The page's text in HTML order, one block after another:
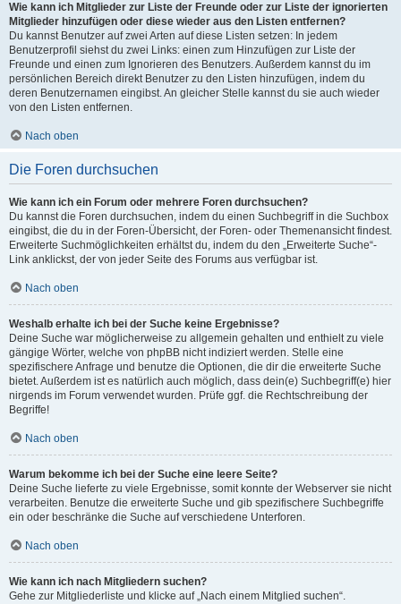
Wie kann ich Mitglieder zur Liste der Freunde oder zur Liste der ignorierten
Mitglieder hinzufügen oder diese wieder aus den Listen entfernen?
Du kannst Benutzer auf zwei Arten auf diese Listen setzen: In jedem
Benutzerprofil siehst du zwei Links: einen zum Hinzufügen zur Liste der
Freunde und einen zum Ignorieren des Benutzers. Außerdem kannst du im
persönlichen Bereich direkt Benutzer zu den Listen hinzufügen, indem du
deren Benutzernamen eingibst. An gleicher Stelle kannst du sie auch wieder
von den Listen entfernen.
Nach oben
Die Foren durchsuchen
Wie kann ich ein Forum oder mehrere Foren durchsuchen?
Du kannst die Foren durchsuchen, indem du einen Suchbegriff in die Suchbox
eingibst, die du in der Foren-Übersicht, der Foren- oder Themenansicht findest.
Erweiterte Suchmöglichkeiten erhältst du, indem du den „Erweiterte Suche“-
Link anklickst, der von jeder Seite des Forums aus verfügbar ist.
Nach oben
Weshalb erhalte ich bei der Suche keine Ergebnisse?
Deine Suche war möglicherweise zu allgemein gehalten und enthielt zu viele
gängige Wörter, welche von phpBB nicht indiziert werden. Stelle eine
spezifischere Anfrage und benutze die Optionen, die dir die erweiterte Suche
bietet. Außerdem ist es natürlich auch möglich, dass dein(e) Suchbegriff(e) hier
nirgends im Forum verwendet wurden. Prüfe ggf. die Rechtschreibung der
Begriffe!
Nach oben
Warum bekomme ich bei der Suche eine leere Seite?
Deine Suche lieferte zu viele Ergebnisse, somit konnte der Webserver sie nicht
verarbeiten. Benutze die erweiterte Suche und gib spezifischere Suchbegriffe
ein oder beschränke die Suche auf verschiedene Unterforen.
Nach oben
Wie kann ich nach Mitgliedern suchen?
Gehe zur Mitgliederliste und klicke auf „Nach einem Mitglied suchen“.